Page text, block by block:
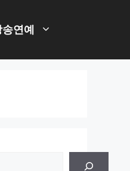
송연예